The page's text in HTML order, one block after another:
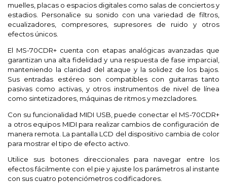
muelles, placas o espacios digitales como salas de conciertos y
estadios. Personalice su sonido con una variedad de filtros,
ecualizadores, compresores, supresores de ruido y otros
efectos únicos.
El MS-70CDR+ cuenta con etapas analógicas avanzadas que
garantizan una alta fidelidad y una respuesta de fase imparcial,
manteniendo la claridad del ataque y la solidez de los bajos.
Sus entradas estéreo son compatibles con guitarras tanto
pasivas como activas, y otros instrumentos de nivel de línea
como sintetizadores, máquinas de ritmos y mezcladores.
Con su funcionalidad MIDI USB, puede conectar el MS-70CDR+
a otros equipos MIDI para realizar cambios de configuración de
manera remota. La pantalla LCD del dispositivo cambia de color
para mostrar el tipo de efecto activo.
Utilice sus botones direccionales para navegar entre los
efectos fácilmente con el pie y ajuste los parámetros al instante
con sus cuatro potenciómetros codificadores.